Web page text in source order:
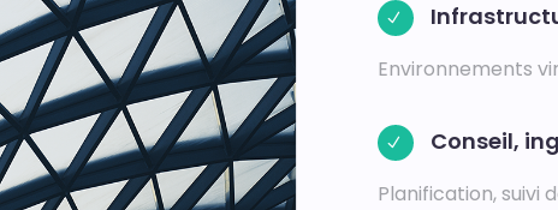
Environnements
Conseil,
Planification, suivi